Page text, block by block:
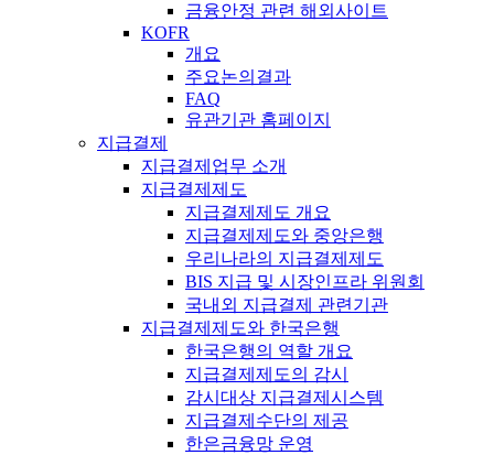
금융안정 관련 해외사이트
KOFR
개요
주요논의결과
FAQ
유관기관 홈페이지
지급결제
지급결제업무 소개
지급결제제도
지급결제제도 개요
지급결제제도와 중앙은행
우리나라의 지급결제제도
BIS 지급 및 시장인프라 위원회
국내외 지급결제 관련기관
지급결제제도와 한국은행
한국은행의 역할 개요
지급결제제도의 감시
감시대상 지급결제시스템
지급결제수단의 제공
한은금융망 운영